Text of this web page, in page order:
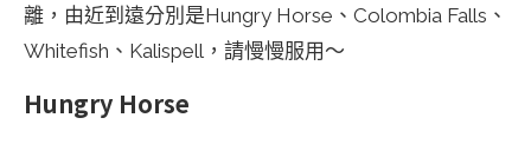
離，由近到遠分別是Hungry Horse、Colombia Falls、
Whitefish、Kalispell，請慢慢服用～
Hungry Horse